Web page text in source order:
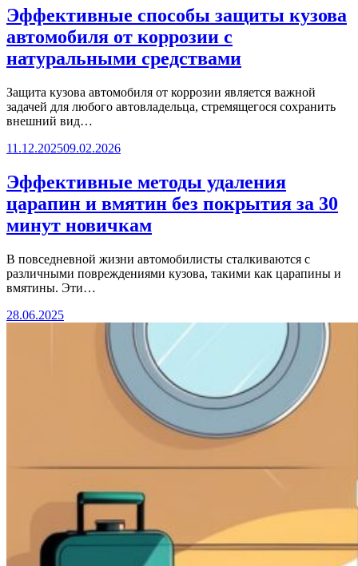
Эффективные способы защиты кузова
автомобиля от коррозии с
натуральными средствами
Защита кузова автомобиля от коррозии является важной
задачей для любого автовладельца, стремящегося сохранить
внешний вид…
11.12.202509.02.2026
Эффективные методы удаления
царапин и вмятин без покрытия за 30
минут новичкам
В повседневной жизни автомобилисты сталкиваются с
различными повреждениями кузова, такими как царапины и
вмятины. Эти…
28.06.2025